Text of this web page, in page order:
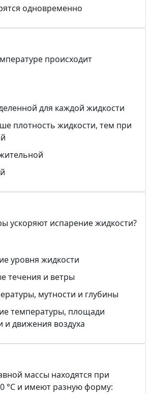
одновременно
происходит
для каждой жидкости
плотность жидкости, тем при
ускоряют испарение жидкости?
уровня жидкости
течения и ветры
мутности и глубины
температуры, площади
и движения воздуха
массы находятся при
°С и имеют разную форму: